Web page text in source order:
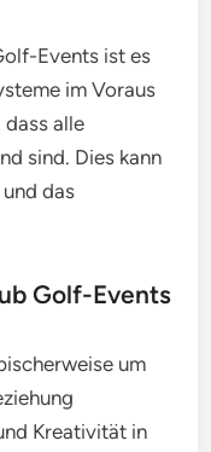
Events ist es
im Voraus
dass alle
sind. Dies kann
das
Golf-Events
um
Kreativität in